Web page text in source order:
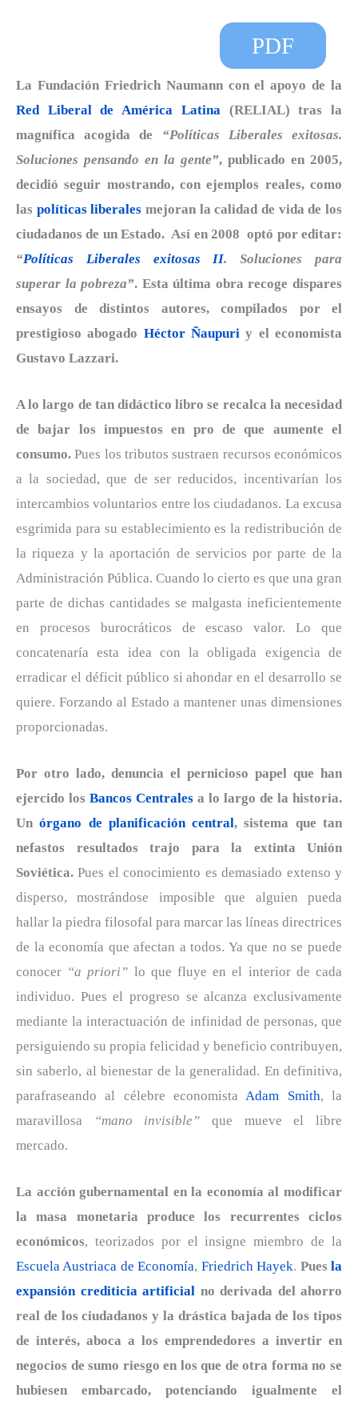
PDF
La Fundación Friedrich Naumann con el apoyo de la
Red Liberal de América Latina(RELIAL) tras la
magnífica acogida de “Políticas Liberales exitosas.
Soluciones pensando en la gente”, publicado en 2005,
decidió seguir mostrando, con ejemplos reales, como
las políticas liberales mejoran la calidad de vida de los
ciudadanos de un Estado. Así en 2008 optó por editar:
“Políticas Liberales exitosas II. Soluciones para
superar la pobreza”. Esta última obra recoge dispares
ensayos de distintos autores, compilados por el
prestigioso abogado Héctor Ñaupuri y el economista
Gustavo Lazzari.
A lo largo de tan didáctico libro se recalca la necesidad
de bajar los impuestos en pro de que aumente el
consumo. Pues los tributos sustraen recursos económicos
a la sociedad, que de ser reducidos, incentivarían los
intercambios voluntarios entre los ciudadanos. La excusa
esgrimida para su establecimiento es la redistribución de
la riqueza y la aportación de servicios por parte de la
Administración Pública. Cuando lo cierto es que una gran
parte de dichas cantidades se malgasta ineficientemente
en procesos burocráticos de escaso valor. Lo que
concatenaría esta idea con la obligada exigencia de
erradicar el déficit público si ahondar en el desarrollo se
quiere. Forzando al Estado a mantener unas dimensiones
proporcionadas.
Por otro lado, denuncia el pernicioso papel que han
ejercido los Bancos Centrales a lo largo de la historia.
Unórgano de planificación central, sistema que tan
nefastos resultados trajo para la extinta Unión
Soviética. Pues el conocimiento es demasiado extenso y
disperso, mostrándose imposible que alguien pueda
hallar la piedra filosofal para marcar las líneas directrices
de la economía que afectan a todos. Ya que no se puede
conocer “a priori” lo que fluye en el interior de cada
individuo. Pues el progreso se alcanza exclusivamente
mediante la interactuación de infinidad de personas, que
persiguiendo su propia felicidad y beneficio contribuyen,
sin saberlo, al bienestar de la generalidad. En definitiva,
parafraseando al célebre economistaAdam Smith, la
maravillosa
“mano invisible” que mueve el libre
mercado.
La acción gubernamental en la economía al modificar
la masa monetaria produce los recurrentes ciclos
económicos, teorizados por el insigne miembro de la
Escuela Austriaca de Economía, Friedrich Hayek. Puesla
expansión crediticia artificial no derivada del ahorro
real de los ciudadanos y la drástica bajada de los tipos
de interés, aboca a los emprendedores a invertir en
negocios de sumo riesgo en los que de otra forma no se
hubiesen embarcado, potenciando igualmente el